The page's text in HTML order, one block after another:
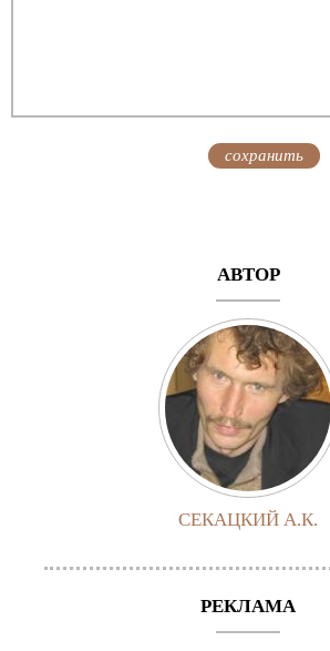
АВТОР
СЕКАЦКИЙ А.К.
РЕКЛАМА